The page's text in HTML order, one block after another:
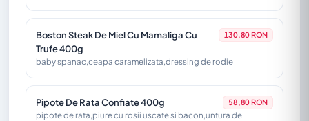
Boston Steak De Miel Cu Mamaliga Cu
Trufe 400g
130,80 RON
baby spanac,ceapa caramelizata,dressing de rodie
Pipote De Rata Confiate 400g 58,80 RON
pipote de rata,piure cu rosii uscate si bacon,untura de